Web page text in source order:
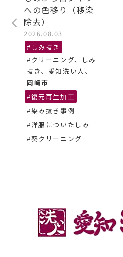
への色移り（移染
除去）
2026.08.03
#しみ抜き
#クリーニング、しみ
抜き、愛知洗い人、
岡崎市
#復元再生加工
#染み抜き事例
#洋服についたしみ
#葵クリーニング